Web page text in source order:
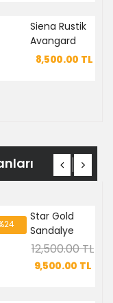
Siena Rustik
Avangard
Sandalye
8,500.00 TL
Star Gold
Sandalye
12,500.00 TL
9,500.00 TL